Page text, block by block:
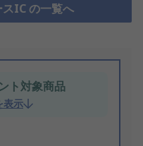
IC の一覧へ
ト対象商品
表示